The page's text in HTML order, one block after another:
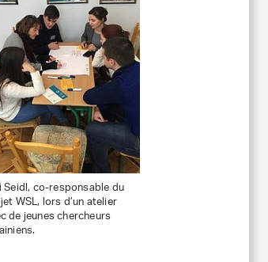
Seidl, co-responsable du
WSL, lors d’un atelier
de jeunes chercheurs